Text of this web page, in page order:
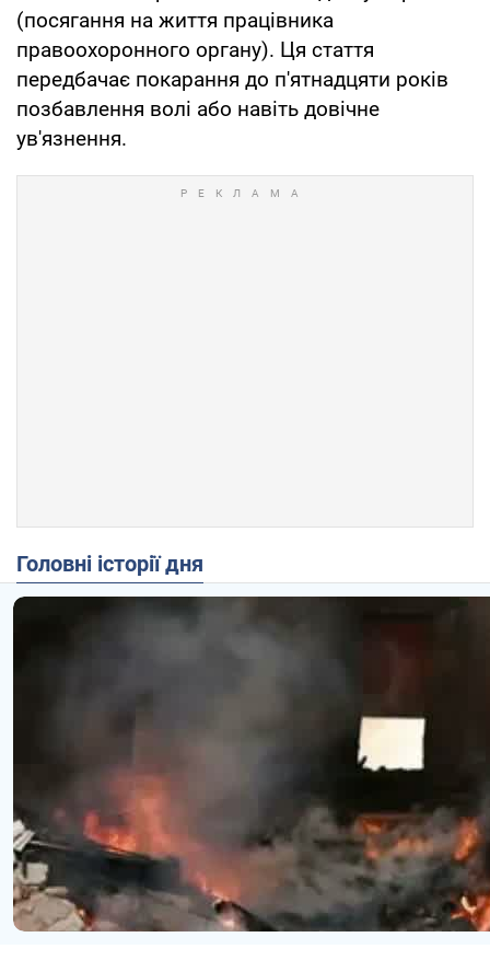
(посягання на життя працівника
правоохоронного органу). Ця стаття
передбачає покарання до п'ятнадцяти років
позбавлення волі або навіть довічне
ув'язнення.
Головні історії дня